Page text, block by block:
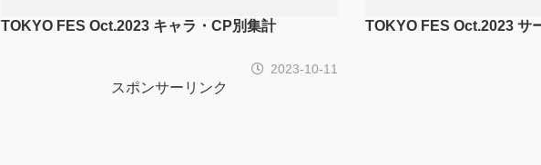
TOKYO FES Oct.2023 キャラ・CP別集計
2023-10-11
TOKYO FES Oct.2023 サ
スポンサーリンク